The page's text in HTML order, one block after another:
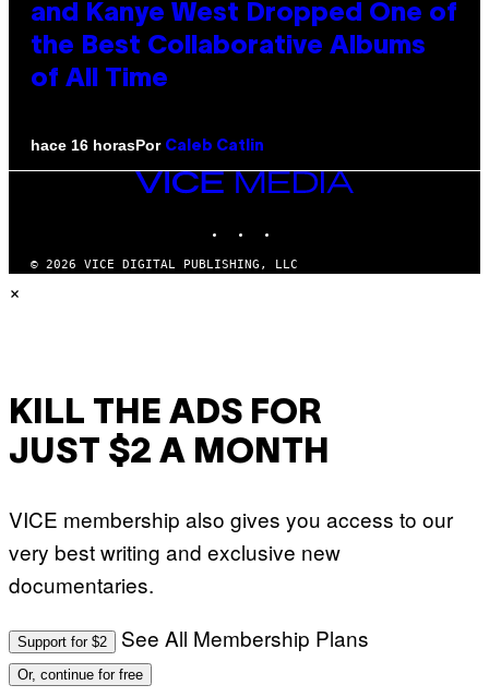
and Kanye West Dropped One of
the Best Collaborative Albums
of All Time
hace 16 horasPor Caleb Catlin
VICE
MEDIA
© 2026 VICE DIGITAL PUBLISHING, LLC
×
KILL THE ADS FOR
JUST $2 A MONTH
VICE membership also gives you access to our
very best writing and exclusive new
documentaries.
Support for $2 See All Membership Plans
Or, continue for free